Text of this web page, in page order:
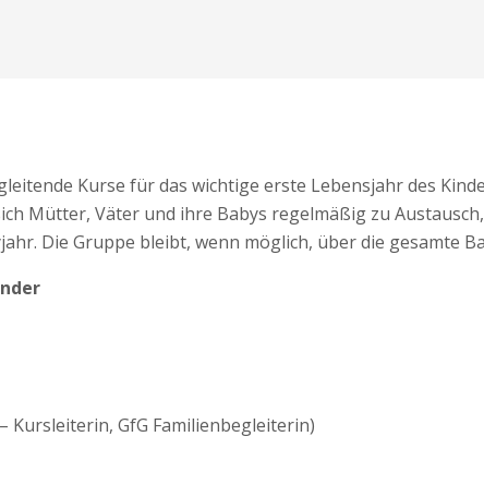
Kurse für das wichtige erste Lebensjahr des
Mütter, Väter und ihre Babys regelmäßig zu
Die Gruppe bleibt, wenn möglich, über die gesamte
Kursleiterin, GfG Familienbegleiterin)